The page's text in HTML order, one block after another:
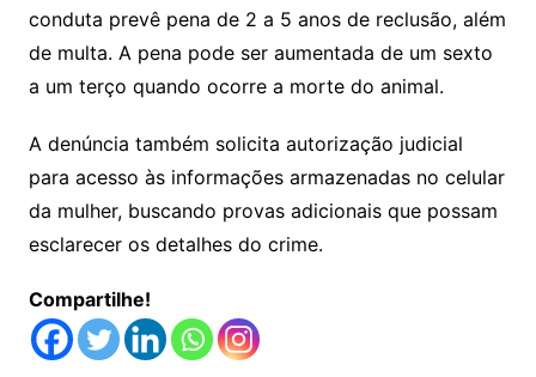
conduta prevê pena de 2 a 5 anos de reclusão, além
de multa. A pena pode ser aumentada de um sexto
a um terço quando ocorre a morte do animal.
A denúncia também solicita autorização judicial
para acesso às informações armazenadas no celular
da mulher, buscando provas adicionais que possam
esclarecer os detalhes do crime.
Compartilhe!